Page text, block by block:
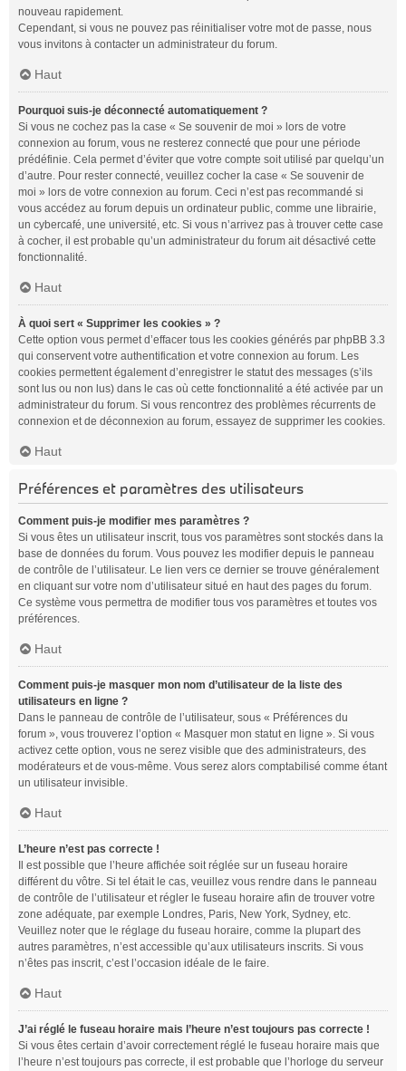
nouveau rapidement.
Cependant, si vous ne pouvez pas réinitialiser votre mot de passe, nous
vous invitons à contacter un administrateur du forum.
Haut
Pourquoi suis-je déconnecté automatiquement ?
Si vous ne cochez pas la case « Se souvenir de moi » lors de votre
connexion au forum, vous ne resterez connecté que pour une période
prédéfinie. Cela permet d’éviter que votre compte soit utilisé par quelqu’un
d’autre. Pour rester connecté, veuillez cocher la case « Se souvenir de
moi » lors de votre connexion au forum. Ceci n’est pas recommandé si
vous accédez au forum depuis un ordinateur public, comme une librairie,
un cybercafé, une université, etc. Si vous n’arrivez pas à trouver cette case
à cocher, il est probable qu’un administrateur du forum ait désactivé cette
fonctionnalité.
Haut
À quoi sert « Supprimer les cookies » ?
Cette option vous permet d’effacer tous les cookies générés par phpBB 3.3
qui conservent votre authentification et votre connexion au forum. Les
cookies permettent également d’enregistrer le statut des messages (s’ils
sont lus ou non lus) dans le cas où cette fonctionnalité a été activée par un
administrateur du forum. Si vous rencontrez des problèmes récurrents de
connexion et de déconnexion au forum, essayez de supprimer les cookies.
Haut
Préférences et paramètres des utilisateurs
Comment puis-je modifier mes paramètres ?
Si vous êtes un utilisateur inscrit, tous vos paramètres sont stockés dans la
base de données du forum. Vous pouvez les modifier depuis le panneau
de contrôle de l’utilisateur. Le lien vers ce dernier se trouve généralement
en cliquant sur votre nom d’utilisateur situé en haut des pages du forum.
Ce système vous permettra de modifier tous vos paramètres et toutes vos
préférences.
Haut
Comment puis-je masquer mon nom d’utilisateur de la liste des
utilisateurs en ligne ?
Dans le panneau de contrôle de l’utilisateur, sous « Préférences du
forum », vous trouverez l’option « Masquer mon statut en ligne ». Si vous
activez cette option, vous ne serez visible que des administrateurs, des
modérateurs et de vous-même. Vous serez alors comptabilisé comme étant
un utilisateur invisible.
Haut
L’heure n’est pas correcte !
Il est possible que l’heure affichée soit réglée sur un fuseau horaire
différent du vôtre. Si tel était le cas, veuillez vous rendre dans le panneau
de contrôle de l’utilisateur et régler le fuseau horaire afin de trouver votre
zone adéquate, par exemple Londres, Paris, New York, Sydney, etc.
Veuillez noter que le réglage du fuseau horaire, comme la plupart des
autres paramètres, n’est accessible qu’aux utilisateurs inscrits. Si vous
n’êtes pas inscrit, c’est l’occasion idéale de le faire.
Haut
J’ai réglé le fuseau horaire mais l’heure n’est toujours pas correcte !
Si vous êtes certain d’avoir correctement réglé le fuseau horaire mais que
l’heure n’est toujours pas correcte, il est probable que l’horloge du serveur